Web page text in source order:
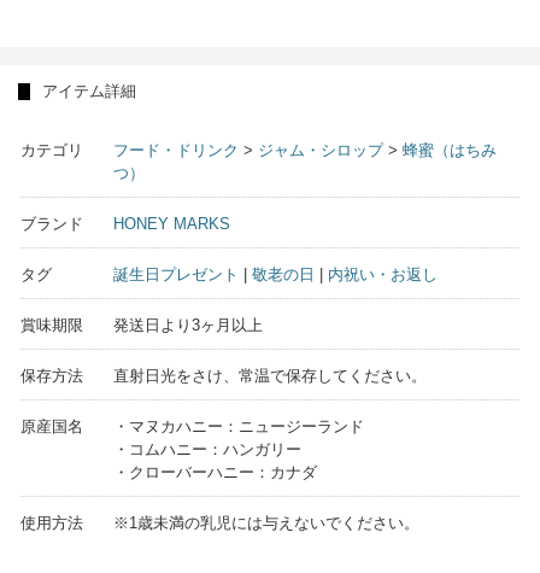
アイテム詳細
カテゴリ フード・ドリンク > ジャム・シロップ> 蜂蜜（はちみ
つ）
ブランド HONEY MARKS
タグ 誕生日プレゼント 敬老の日 内祝い・お返し
賞味期限 発送日より3ヶ月以上
保存方法 直射日光をさけ、常温で保存してください。
原産国名
・マヌカハニー：ニュージーランド
・コムハニー：ハンガリー
・クローバーハニー：カナダ
使用方法 ※1歳未満の乳児には与えないでください。